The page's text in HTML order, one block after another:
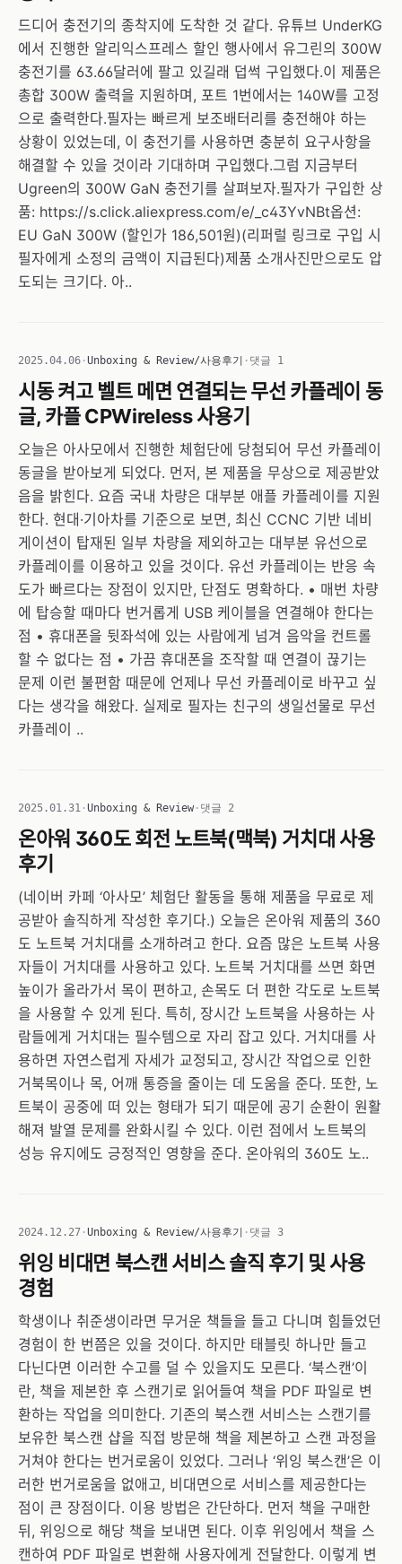
드디어 충전기의 종착지에 도착한 것 같다. 유튜브 UnderKG
에서 진행한 알리익스프레스 할인 행사에서 유그린의 300W
충전기를 63.66달러에 팔고 있길래 덥썩 구입했다.이 제품은
총합 300W 출력을 지원하며, 포트 1번에서는 140W를 고정
으로 출력한다.필자는 빠르게 보조배터리를 충전해야 하는
상황이 있었는데, 이 충전기를 사용하면 충분히 요구사항을
해결할 수 있을 것이라 기대하며 구입했다.그럼 지금부터
Ugreen의 300W GaN 충전기를 살펴보자.필자가 구입한 상
품: https://s.click.aliexpress.com/e/_c43YvNBt옵션:
EU GaN 300W (할인가 186,501원)(리퍼럴 링크로 구입 시
필자에게 소정의 금액이 지급된다)제품 소개사진만으로도 압
도되는 크기다. 아..
2025.04.06 ·Unboxing & Review/사용후기 · 댓글 1
시동 켜고 벨트 메면 연결되는 무선 카플레이 동
글, 카플 CPWireless 사용기
오늘은 아사모에서 진행한 체험단에 당첨되어 무선 카플레이
동글을 받아보게 되었다. 먼저, 본 제품을 무상으로 제공받았
음을 밝힌다. 요즘 국내 차량은 대부분 애플 카플레이를 지원
한다. 현대·기아차를 기준으로 보면, 최신 CCNC 기반 네비
게이션이 탑재된 일부 차량을 제외하고는 대부분 유선으로
카플레이를 이용하고 있을 것이다. 유선 카플레이는 반응 속
도가 빠르다는 장점이 있지만, 단점도 명확하다. • 매번 차량
에 탑승할 때마다 번거롭게 USB 케이블을 연결해야 한다는
점 • 휴대폰을 뒷좌석에 있는 사람에게 넘겨 음악을 컨트롤
할 수 없다는 점 • 가끔 휴대폰을 조작할 때 연결이 끊기는
문제 이런 불편함 때문에 언제나 무선 카플레이로 바꾸고 싶
다는 생각을 해왔다. 실제로 필자는 친구의 생일선물로 무선
카플레이 ..
2025.01.31 ·Unboxing & Review · 댓글 2
온아워 360도 회전 노트북(맥북) 거치대 사용
후기
(네이버 카페 ‘아사모’ 체험단 활동을 통해 제품을 무료로 제
공받아 솔직하게 작성한 후기다.) 오늘은 온아워 제품의 360
도 노트북 거치대를 소개하려고 한다. 요즘 많은 노트북 사용
자들이 거치대를 사용하고 있다. 노트북 거치대를 쓰면 화면
높이가 올라가서 목이 편하고, 손목도 더 편한 각도로 노트북
을 사용할 수 있게 된다. 특히, 장시간 노트북을 사용하는 사
람들에게 거치대는 필수템으로 자리 잡고 있다. 거치대를 사
용하면 자연스럽게 자세가 교정되고, 장시간 작업으로 인한
거북목이나 목, 어깨 통증을 줄이는 데 도움을 준다. 또한, 노
트북이 공중에 떠 있는 형태가 되기 때문에 공기 순환이 원활
해져 발열 문제를 완화시킬 수 있다. 이런 점에서 노트북의
성능 유지에도 긍정적인 영향을 준다. 온아워의 360도 노..
2024.12.27 ·Unboxing & Review/사용후기 · 댓글 3
위잉 비대면 북스캔 서비스 솔직 후기 및 사용
경험
학생이나 취준생이라면 무거운 책들을 들고 다니며 힘들었던
경험이 한 번쯤은 있을 것이다. 하지만 태블릿 하나만 들고
다닌다면 이러한 수고를 덜 수 있을지도 모른다. ‘북스캔’이
란, 책을 제본한 후 스캔기로 읽어들여 책을 PDF 파일로 변
환하는 작업을 의미한다. 기존의 북스캔 서비스는 스캔기를
보유한 북스캔 샵을 직접 방문해 책을 제본하고 스캔 과정을
거쳐야 한다는 번거로움이 있었다. 그러나 ‘위잉 북스캔’은 이
러한 번거로움을 없애고, 비대면으로 서비스를 제공한다는
점이 큰 장점이다. 이용 방법은 간단하다. 먼저 책을 구매한
뒤, 위잉으로 해당 책을 보내면 된다. 이후 위잉에서 책을 스
캔하여 PDF 파일로 변환해 사용자에게 전달한다. 이렇게 변